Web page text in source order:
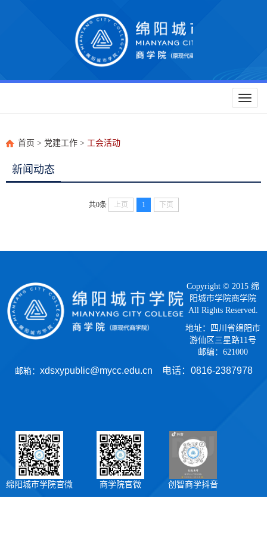
Toggle
首页 > 党建工作 > 工会活动
新闻动态
共0条 上页 1 下页
Copyright © 2015 绵
阳城市学院商学院
All Rights Reserved.
地址：四川省绵阳市
游仙区三星路11号
邮编：621000
邮箱： xdsxypublic@mycc.edu.cn 电话： 0816-2387978
绵阳城市学院官微 商学院官微 创智商学抖音